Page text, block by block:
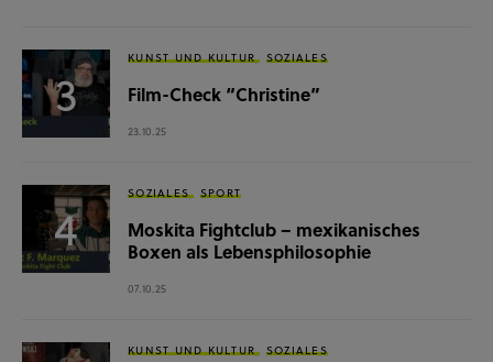
KUNST UND KULTUR SOZIALES
Film-Check “Christine”
23.10.25
SOZIALES SPORT
Moskita Fightclub – mexikanisches
Boxen als Lebensphilosophie
07.10.25
KUNST UND KULTUR SOZIALES